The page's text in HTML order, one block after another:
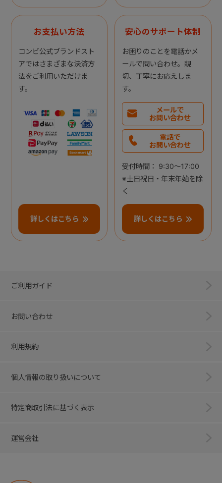
お支払い方法
コンビ公式ブランドスト
アではさまざまな決済方
法をご利用いただけま
す。
詳しくはこちら
安心のサポート体制
お困りのことを電話かメ
ールで問い合わせ。親
切、丁寧にお応えしま
す。
メールで
お問い合わせ
電話で
お問い合わせ
受付時間： 9:30～17:00
※土日祝日・年末年始を除
く
詳しくはこちら
ご利用ガイド
お問い合わせ
利用規約
個人情報の取り扱いについて
特定商取引法に基づく表示
運営会社